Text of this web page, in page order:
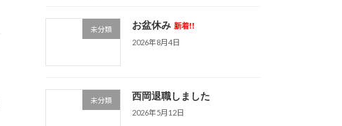
未分類 お盆休み 新着!!
2026年8月4日
未分類 西岡退職しました
2026年5月12日